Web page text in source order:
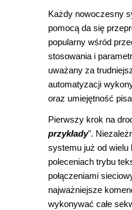
Każdy nowoczesny
pomocą da się
popularny wśród
stosowania i
uważany za
automatyzacji
oraz umiejętność
Pierwszy krok na
przykłady".
systemu już od wielu
poleceniach trybu
połączeniami
najważniejsze
wykonywać całe